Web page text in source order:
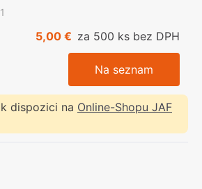
5,00 € za 500 ks bez DPH
Na seznam
dispozici na Online-Shopu JAF